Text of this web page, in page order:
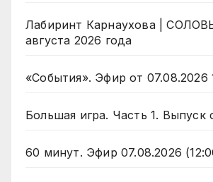
Лабиринт Карнаухова |
августа 2026 года
«События». Эфир от 07.08.2026
Большая игра. Часть 1. Выпуск
60 минут. Эфир 07.08.2026